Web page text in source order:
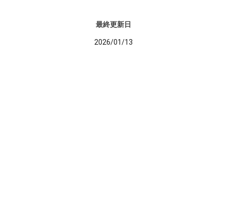
最終更新日
2026/01/13